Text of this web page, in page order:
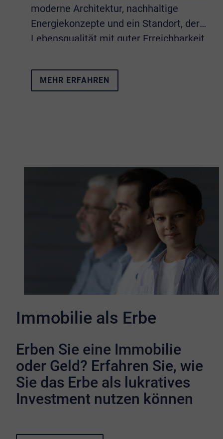
moderne Architektur, nachhaltige
Energiekonzepte und ein Standort, der
Lebensqualität mit guter Erreichbarkeit
vereint das Neubauprojekt
MEHR ERFAHREN
Immobilie als Erbe
Erben Sie eine Immobilie
oder Geld? Erfahren Sie, wie
Sie das Erbe als lukratives
Investment nutzen können